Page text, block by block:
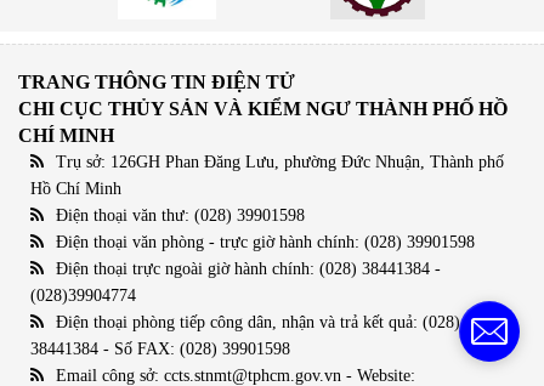
TRANG THÔNG TIN ĐIỆN TỬ
CHI CỤC THỦY SẢN VÀ KIỂM NGƯ THÀNH PHỐ HỒ
CHÍ MINH
Trụ sở: 126GH Phan Đăng Lưu, phường Đức Nhuận, Thành phố
Hồ Chí Minh
Điện thoại văn thư: (028) 39901598
Điện thoại văn phòng - trực giờ hành chính: (028) 39901598
Điện thoại trực ngoài giờ hành chính: (028) 38441384 -
(028)39904774
Điện thoại phòng tiếp công dân, nhận và trả kết quả: (028)
38441384 - Số FAX: (028) 39901598
Email công sở: ccts.stnmt@tphcm.gov.vn - Website: